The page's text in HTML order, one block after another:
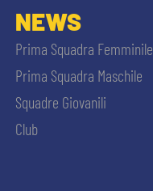
NEWS
Prima Squadra Femminile
Prima Squadra Maschile
Squadre Giovanili
Club